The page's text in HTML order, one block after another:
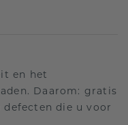
en het
Daarom: gratis
die u voor